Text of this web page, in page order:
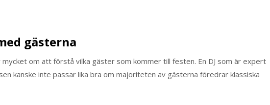
gästerna
mycket om att förstå vilka gäster som kommer till festen. En DJ som är expert
kanske inte passar lika bra om majoriteten av gästerna föredrar klassiska